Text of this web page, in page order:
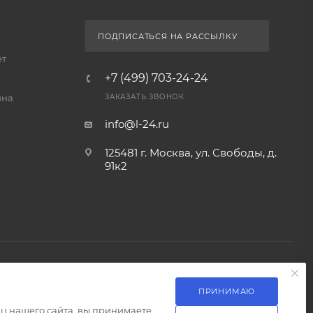
ПОДПИСАТЬСЯ НА РАССЫЛКУ
+7 (499) 703-24-24
ЗАКАЗАТЬ ЗВОНОК
info@l-24.ru
125481 г. Москва, ул. Свободы, д.
91к2
Разработка сайта
нашего сайта, вы принимаете
ПРИНИМАЮ